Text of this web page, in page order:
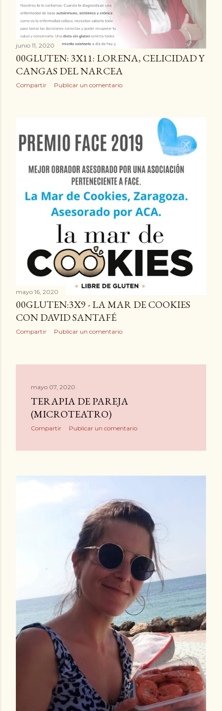
junio 11, 2020
00GLUTEN: 3X11: LORENA, CELICIDAD Y
CANGAS DEL NARCEA
Compartir Publicar un comentario
mayo 16, 2020
00GLUTEN:3X9 - LA MAR DE COOKIES
CON DAVID SANTAFÉ
Compartir Publicar un comentario
mayo 07, 2020
TERAPIA DE PAREJA
(MICROTEATRO)
Compartir Publicar un comentario